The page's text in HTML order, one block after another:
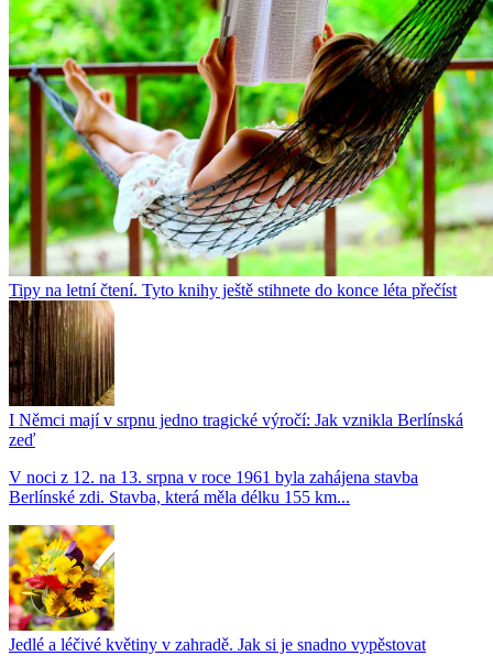
Tipy na letní čtení. Tyto knihy ještě stihnete do konce léta přečíst
I Němci mají v srpnu jedno tragické výročí: Jak vznikla Berlínská
zeď
V noci z 12. na 13. srpna v roce 1961 byla zahájena stavba
Berlínské zdi. Stavba, která měla délku 155 km...
Jedlé a léčivé květiny v zahradě. Jak si je snadno vypěstovat